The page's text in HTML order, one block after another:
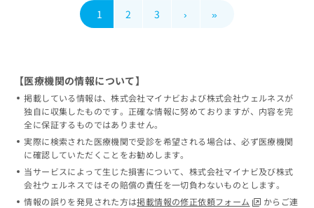
1 2 3 › »
【医療機関の情報について】
掲載している情報は、株式会社マイナビおよび株式会社ウェルネスが
独自に収集したものです。正確な情報に努めておりますが、内容を完
全に保証するものではありません。
実際に検索された医療機関で受診を希望される場合は、必ず医療機関
に確認していただくことをお勧めします。
当サービスによって生じた損害について、株式会社マイナビ及び株式
会社ウェルネスではその賠償の責任を一切負わないものとします。
情報の誤りを発見された方は掲載情報の修正依頼フォーム
からご連